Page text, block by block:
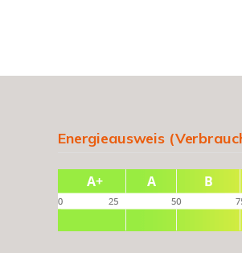
Energieausweis